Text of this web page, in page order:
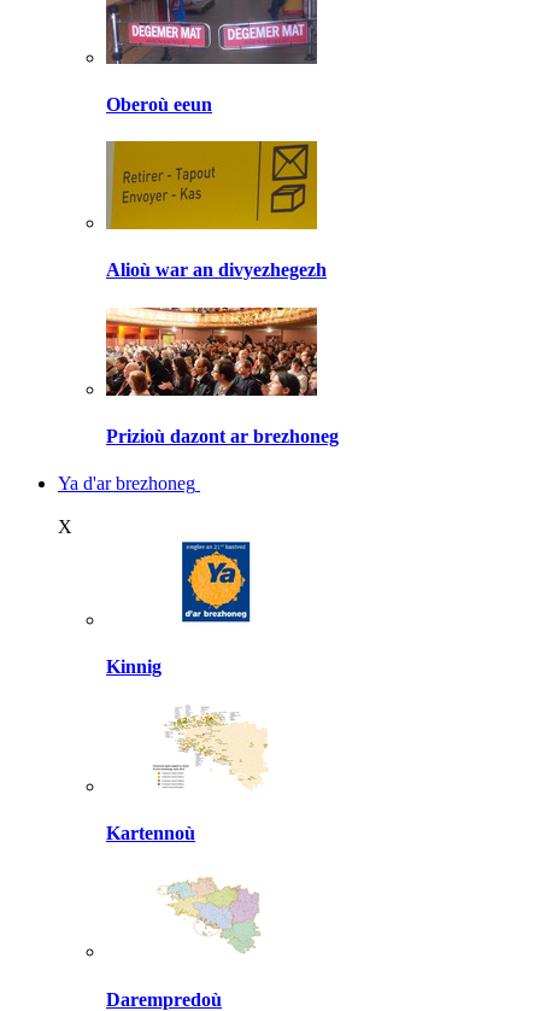
Oberoù eeun
Alioù war an divyezhegezh
Prizioù dazont ar brezhoneg
Ya d'ar brezhoneg
X
Kinnig
Kartennoù
Darempredoù